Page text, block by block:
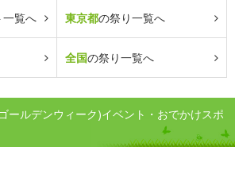
一覧へ 東京都の祭り一覧へ
全国の祭り一覧へ
ールデンウィーク)イベント・おでかけスポ